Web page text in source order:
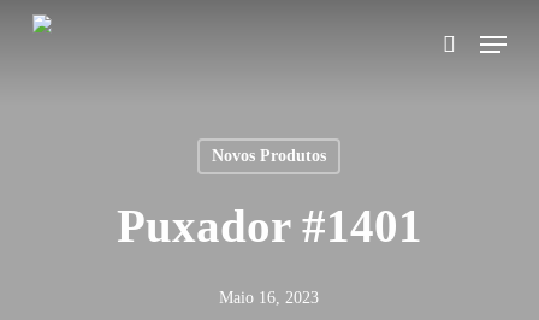
Skip
search
Menu
Novos Produtos
Puxador #1401
Maio 16, 2023